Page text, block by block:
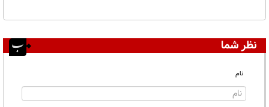
نظر شما
نام